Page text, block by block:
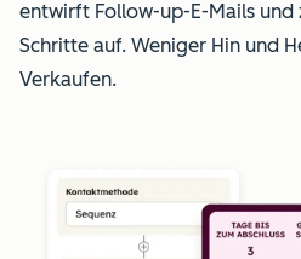
entwirft Follow-up-E-Mails und
Schritte auf. Weniger Hin und
Verkaufen.